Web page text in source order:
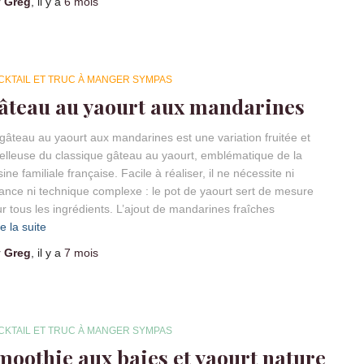
ET TRUC À MANGER SYMPAS
au yaourt aux mandarines
au yaourt aux mandarines est une variation fruitée et
du classique gâteau au yaourt, emblématique de la
familiale française. Facile à réaliser, il ne nécessite ni
ni technique complexe : le pot de yaourt sert de mesure
tous les ingrédients. L’ajout de mandarines fraîches
la suite
Greg , il y a 7 mois
ET TRUC À MANGER SYMPAS
aux baies et yaourt nature